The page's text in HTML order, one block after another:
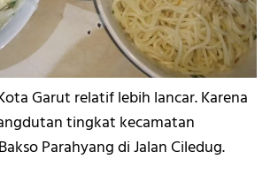
Garut relatif lebih lancar. Karena
tingkat kecamatan
Parahyang di Jalan Ciledug.